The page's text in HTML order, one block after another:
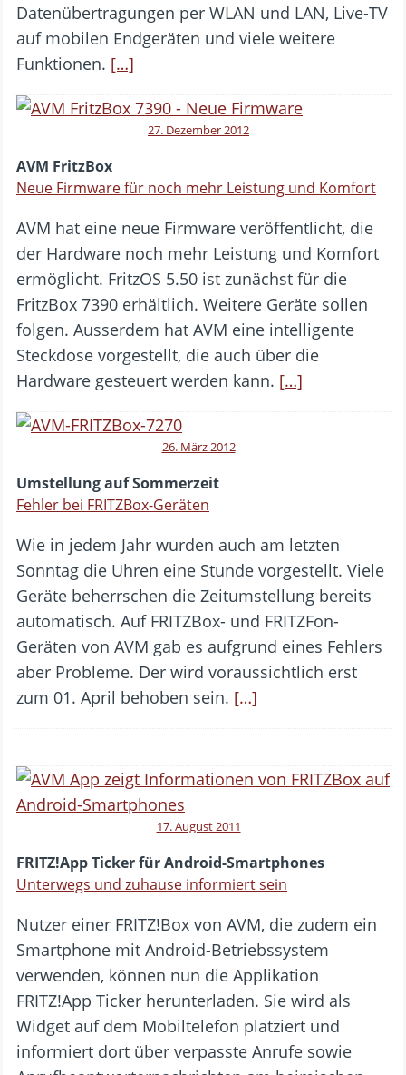
Datenübertragungen per WLAN und LAN, Live-TV
auf mobilen Endgeräten und viele weitere
Funktionen. […]
27. Dezember 2012
AVM FritzBox
Neue Firmware für noch mehr Leistung und Komfort
AVM hat eine neue Firmware veröffentlicht, die
der Hardware noch mehr Leistung und Komfort
ermöglicht. FritzOS 5.50 ist zunächst für die
FritzBox 7390 erhältlich. Weitere Geräte sollen
folgen. Ausserdem hat AVM eine intelligente
Steckdose vorgestellt, die auch über die
Hardware gesteuert werden kann. […]
26. März 2012
Umstellung auf Sommerzeit
Fehler bei FRITZBox-Geräten
Wie in jedem Jahr wurden auch am letzten
Sonntag die Uhren eine Stunde vorgestellt. Viele
Geräte beherrschen die Zeitumstellung bereits
automatisch. Auf FRITZBox- und FRITZFon-
Geräten von AVM gab es aufgrund eines Fehlers
aber Probleme. Der wird voraussichtlich erst
zum 01. April behoben sein. […]
17. August 2011
FRITZ!App Ticker für Android-Smartphones
Unterwegs und zuhause informiert sein
Nutzer einer FRITZ!Box von AVM, die zudem ein
Smartphone mit Android-Betriebssystem
verwenden, können nun die Applikation
FRITZ!App Ticker herunterladen. Sie wird als
Widget auf dem Mobiltelefon platziert und
informiert dort über verpasste Anrufe sowie